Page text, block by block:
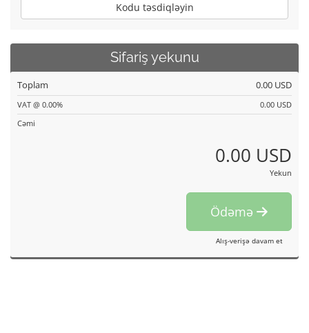
Kodu təsdiqləyin
Sifariş yekunu
Toplam 0.00 USD
VAT @ 0.00%
0.00 USD
Cəmi
0.00 USD
Yekun
Ödəmə
Alış-verişə davam et